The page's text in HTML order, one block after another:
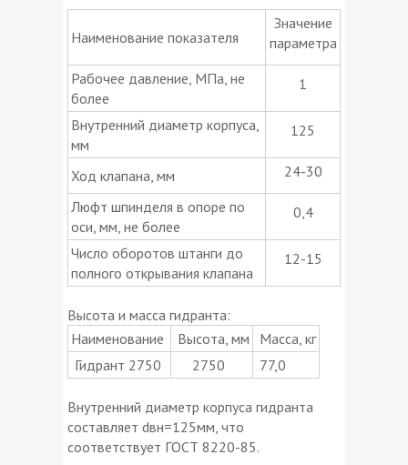
Наименование показателя
Значение
параметра
Рабочее давление, МПа, не
более
1
Внутренний диаметр корпуса,
мм
125
Ход клапана, мм
24-30
Люфт шпинделя в опоре по
оси, мм, не более
0,4
Число оборотов штанги до
полного открывания клапана
12-15
Высота и масса гидранта:
Наименование
Высота, мм
Масса, кг
Гидрант 2750
2750 77,0
Внутренний диаметр корпуса гидранта
составляет dвн=125мм, что
соответствует ГОСТ 8220-85.